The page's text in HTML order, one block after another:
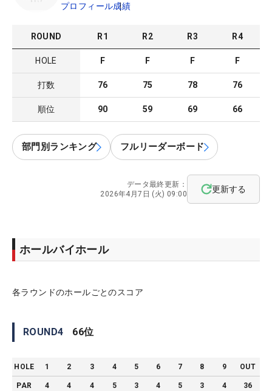
プロフィール成績
ROUND R1 R2 R3 R4
HOLE F F F F
打数 76 75 78 76
順位 90 59 69 66
部門別ランキング フルリーダーボード
データ最終更新：
2026年4月7日 (火) 09:00
更新する
ホールバイホール
各ラウンドのホールごとのスコア
ROUND4 66位
HOLE 1 2 3 4 5 6 7 8 9 OUT
PAR 4 4 4 5 3 4 5 3 4 36